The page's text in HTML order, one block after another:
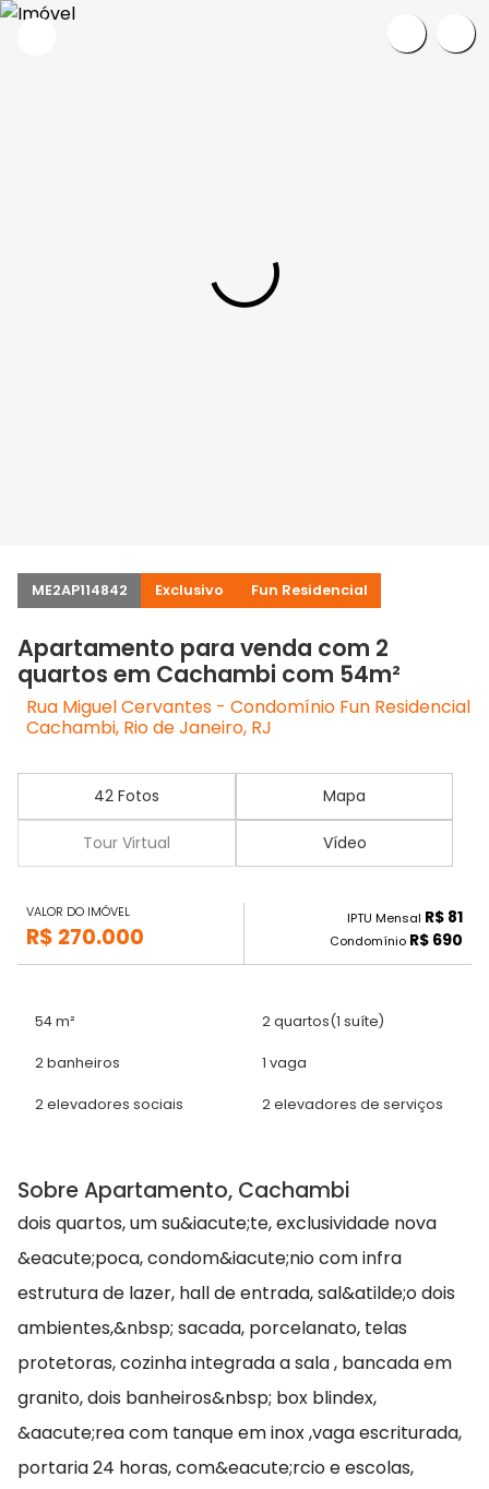
ME2AP114842 Exclusivo Fun Residencial
Apartamento para venda com 2
quartos em Cachambi com 54m²
Rua Miguel Cervantes - Condomínio Fun Residencial
Cachambi, Rio de Janeiro, RJ
42 Fotos Mapa
Tour Virtual Vídeo
VALOR DO IMÓVEL
R$ 270.000
IPTU Mensal R$ 81
Condomínio R$ 690
54 m² 2 quartos(1 suíte)
2 banheiros 1 vaga
2 elevadores sociais 2 elevadores de serviços
Sobre Apartamento, Cachambi
dois quartos, um su&iacute;te, exclusividade nova
&eacute;poca, condom&iacute;nio com infra
estrutura de lazer, hall de entrada, sal&atilde;o dois
ambientes,&nbsp; sacada, porcelanato, telas
protetoras, cozinha integrada a sala , bancada em
granito, dois banheiros&nbsp; box blindex,
&aacute;rea com tanque em inox ,vaga escriturada,
portaria 24 horas, com&eacute;rcio e escolas,